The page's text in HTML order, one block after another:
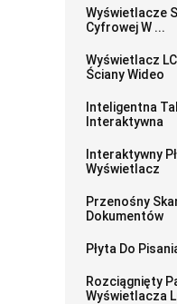
Wyświetlacze
Cyfrowej W ...
Wyświetlacz
Ściany Wideo
Inteligentna
Interaktywna
Interaktywny
Wyświetlacz
Przenośny
Dokumentów
Płyta Do
Rozciągnięty
Wyświetlacza